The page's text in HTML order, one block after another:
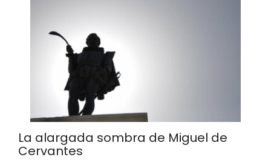
La alargada sombra de Miguel de
Cervantes